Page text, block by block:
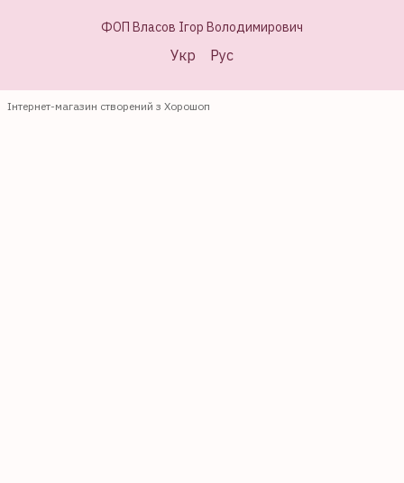
ФОП Власов Ігор Володимирович
Укр Рус
Інтернет-магазин створений з Хорошоп